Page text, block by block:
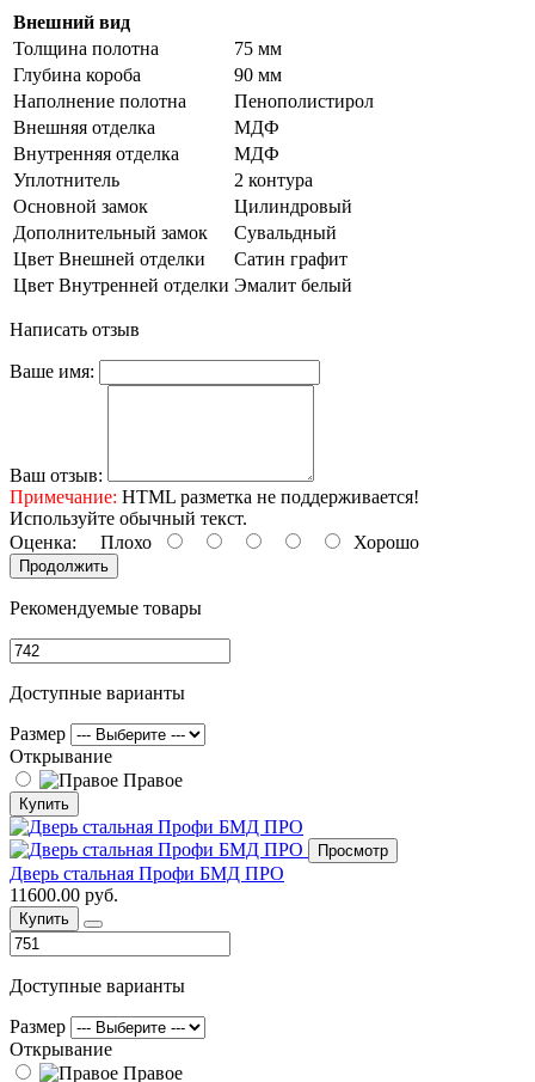
Внешний вид
Толщина полотна
75 мм
Глубина короба
90 мм
Наполнение полотна
Пенополистирол
Внешняя отделка
МДФ
Внутренняя отделка
МДФ
Уплотнитель
2 контура
Основной замок
Цилиндровый
Дополнительный замок
Сувальдный
Цвет Внешней отделки
Сатин графит
Цвет Внутренней отделки Эмалит белый
Написать отзыв
Ваше имя:
Ваш отзыв:
Примечание: HTML разметка не поддерживается!
Используйте обычный текст.
Оценка: Плохо Хорошо
Продолжить
Рекомендуемые товары
Доступные варианты
Размер
Открывание
Правое
Купить
Просмотр
Дверь стальная Профи БМД ПРО
11600.00 руб.
Купить
Доступные варианты
Размер
Открывание
Правое